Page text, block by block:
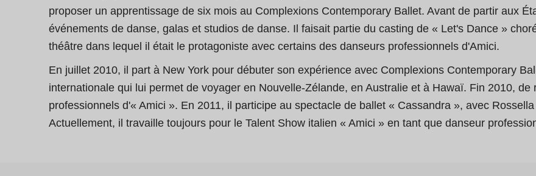
proposer un apprentissage de six mois au Complexions Contemporary Ballet. Avant de partir aux
événements de danse, galas et studios de danse. Il faisait partie du casting de « Let's Dance »
théâtre dans lequel il était le protagoniste avec certains des danseurs professionnels d'Amici.
En juillet 2010, il part à New York pour débuter son expérience avec Complexions Contemporary
internationale qui lui permet de voyager en Nouvelle-Zélande, en Australie et à Hawaï. Fin 2010,
professionnels d'« Amici ». En 2011, il participe au spectacle de ballet « Cassandra », avec
Actuellement, il travaille toujours pour le Talent Show italien « Amici » en tant que danseur